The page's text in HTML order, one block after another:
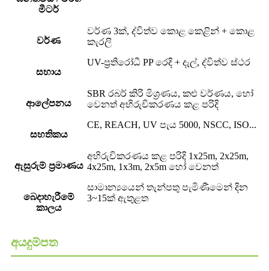
මීටර්
වර්ණ
වර්ණ 3ක්, ද්විත්ව කොළ කෙළින් + කොළ
කැරලි
සහාය
UV-ප්‍රතිරෝධී PP රෙදි + දැල්, ද්විත්ව ස්ථර
ආලේපනය
SBR රබර් කිරි මිශ්‍රණය, කළු වර්ණය, හෝ
වෙනත් අභිරුචිකරණය කළ පරිදි
සහතිකය
CE, REACH, UV පැය 5000, NSCC, ISO...
ඇසුරුම් ප්‍රමාණය
අභිරුචිකරණය කළ පරිදි 1x25m, 2x25m,
4x25m, 1x3m, 2x5m හෝ වෙනත්
බෙදාහැරීමේ
කාලය
සාමාන්‍යයෙන් තැන්පතු පැමිණීමෙන් දින
3~15ක් ඇතුළත
අයදුම්පත